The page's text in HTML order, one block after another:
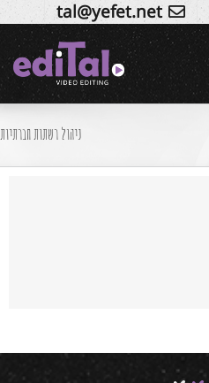
tal@yefet.net
ניהול רשתות חברתיות